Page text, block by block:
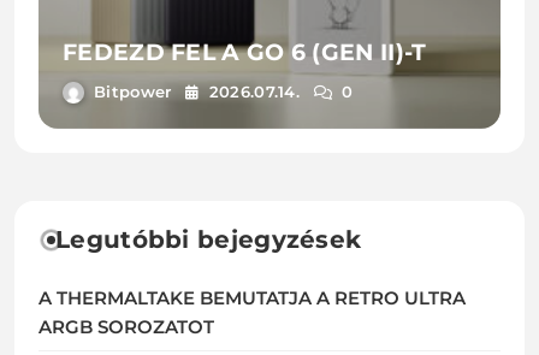
FEDEZD FEL A GO 6 (GEN II)-T
Bitpower 2026.07.14. 0
Legutóbbi bejegyzések
A THERMALTAKE BEMUTATJA A RETRO ULTRA
ARGB SOROZATOT